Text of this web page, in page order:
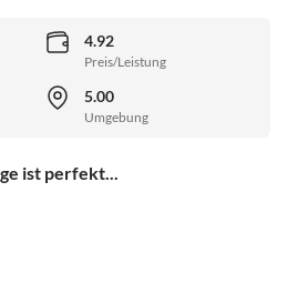
4.92
Preis/Leistung
5.00
Umgebung
ist perfekt...